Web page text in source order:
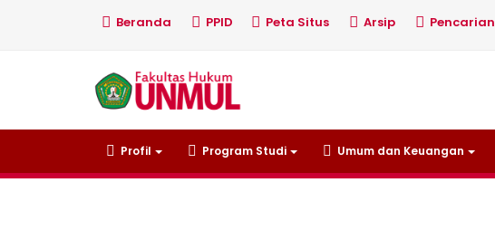
Beranda PPID Peta Situs Arsip Pencarian
Profil Program Studi Umum dan Keuangan